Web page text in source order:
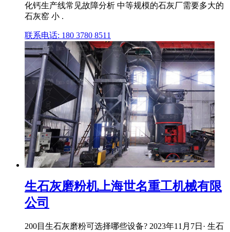
化钙生产线常见故障分析 中等规模的石灰厂需要多大的
石灰窑 小 .
联系电话: 180 3780 8511
生石灰磨粉机上海世名重工机械有限
公司
200目生石灰磨粉可选择哪些设备? 2023年11月7日· 生石